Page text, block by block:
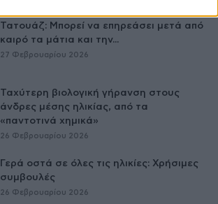
Τατουάζ: Μπορεί να επηρεάσει μετά από
καιρό τα μάτια και την...
27 Φεβρουαρίου 2026
Ταχύτερη βιολογική γήρανση στους
άνδρες μέσης ηλικίας, από τα
«παντοτινά χημικά»
26 Φεβρουαρίου 2026
Γερά οστά σε όλες τις ηλικίες: Χρήσιμες
συμβουλές
26 Φεβρουαρίου 2026